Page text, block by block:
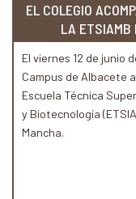
EL COLEGIO
LA ETSIAMB
El viernes 12 de junio
Campus de Albacete
Escuela Técnica
y Biotecnología
Mancha.